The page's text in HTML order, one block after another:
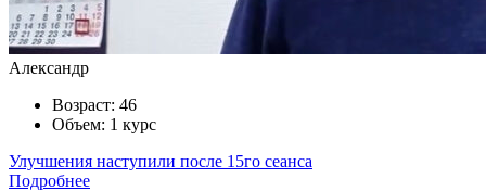
Александр
Возраст: 46
Объем: 1 курс
Улучшения наступили после 15го сеанса
Подробнее